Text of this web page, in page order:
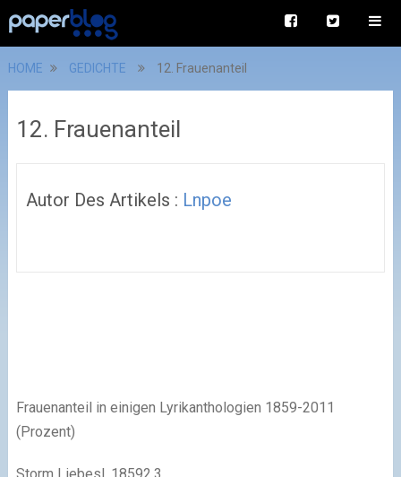
HOME GEDICHTE 12. Frauenanteil
12. Frauenanteil
Autor Des Artikels : Lnpoe
Frauenanteil in einigen Lyrikanthologien 1859-2011
(Prozent)